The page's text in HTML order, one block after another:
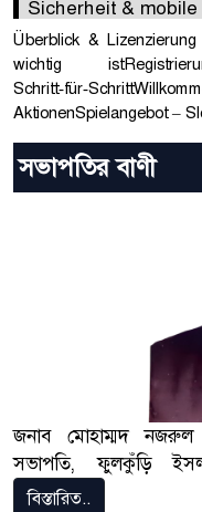
Sicherheit &
Überblick &
wichtig
AktionenSpielangebot –
সভাপতির বাণী
জনাব মোহাম্মদ নজরুল
সভাপতি, ফুলকুঁড়ি
বিস্তারিত..